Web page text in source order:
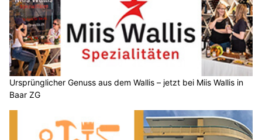
Ursprünglicher Genuss aus dem Wallis – jetzt bei Miis Wallis in
Baar ZG